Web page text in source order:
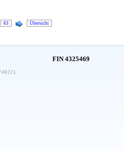
63 Übersicht
FIN 4325469